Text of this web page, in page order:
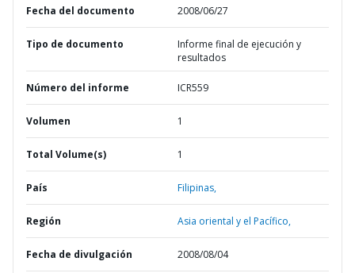
Fecha del documento 2008/06/27
Tipo de documento
Informe final de ejecución y
resultados
Número del informe ICR559
Volumen 1
Total Volume(s) 1
País Filipinas,
Región Asia oriental y el Pacífico,
Fecha de divulgación 2008/08/04